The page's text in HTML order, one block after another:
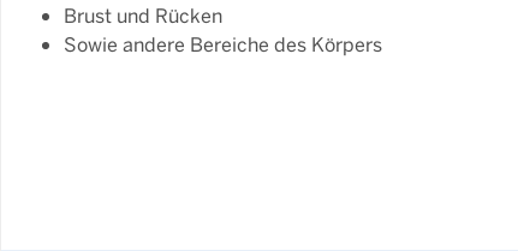
Brust und Rücken
Sowie andere Bereiche des Körpers